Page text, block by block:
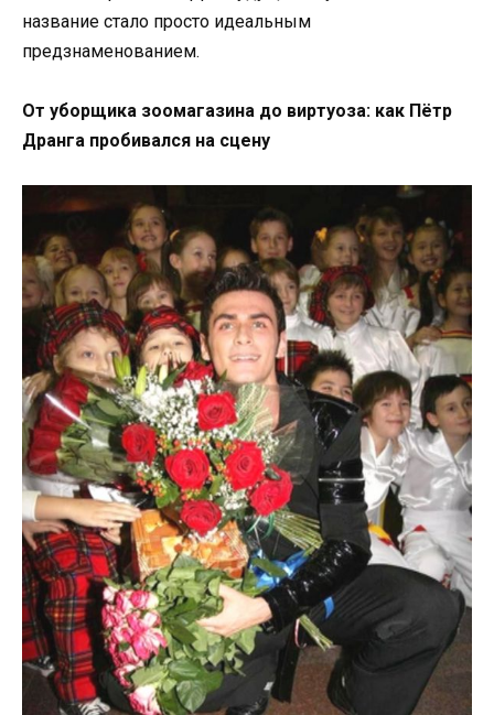
название стало просто идеальным
предзнаменованием.
От уборщика зоомагазина до виртуоза: как Пётр
Дранга пробивался на сцену